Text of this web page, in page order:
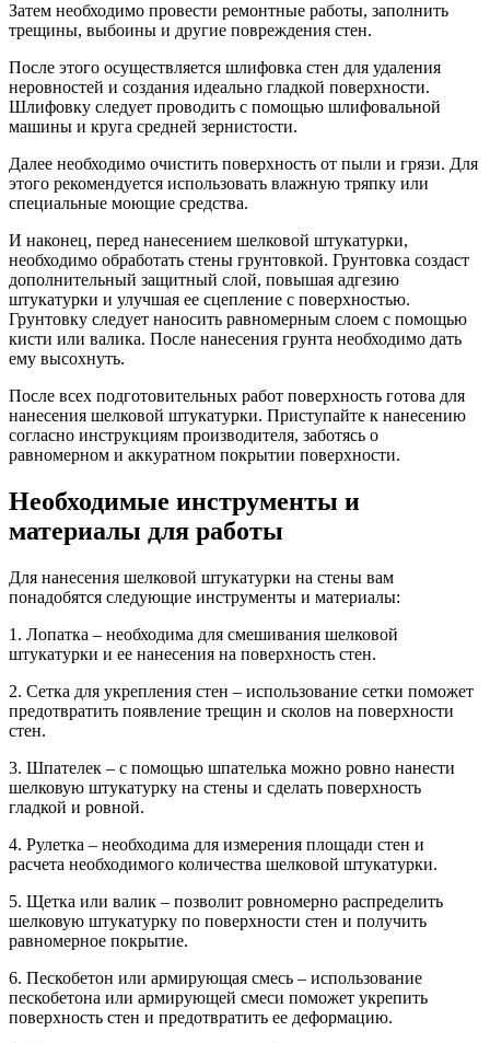
Затем необходимо провести ремонтные работы, заполнить
трещины, выбоины и другие повреждения стен.
После этого осуществляется шлифовка стен для удаления
неровностей и создания идеально гладкой поверхности.
Шлифовку следует проводить с помощью шлифовальной
машины и круга средней зернистости.
Далее необходимо очистить поверхность от пыли и грязи. Для
этого рекомендуется использовать влажную тряпку или
специальные моющие средства.
И наконец, перед нанесением шелковой штукатурки,
необходимо обработать стены грунтовкой. Грунтовка создаст
дополнительный защитный слой, повышая адгезию
штукатурки и улучшая ее сцепление с поверхностью.
Грунтовку следует наносить равномерным слоем с помощью
кисти или валика. После нанесения грунта необходимо дать
ему высохнуть.
После всех подготовительных работ поверхность готова для
нанесения шелковой штукатурки. Приступайте к нанесению
согласно инструкциям производителя, заботясь о
равномерном и аккуратном покрытии поверхности.
Необходимые инструменты и
материалы для работы
Для нанесения шелковой штукатурки на стены вам
понадобятся следующие инструменты и материалы:
1. Лопатка – необходима для смешивания шелковой
штукатурки и ее нанесения на поверхность стен.
2. Сетка для укрепления стен – использование сетки поможет
предотвратить появление трещин и сколов на поверхности
стен.
3. Шпателек – с помощью шпателька можно ровно нанести
шелковую штукатурку на стены и сделать поверхность
гладкой и ровной.
4. Рулетка – необходима для измерения площади стен и
расчета необходимого количества шелковой штукатурки.
5. Щетка или валик – позволит ровномерно распределить
шелковую штукатурку по поверхности стен и получить
равномерное покрытие.
6. Пескобетон или армирующая смесь – использование
пескобетона или армирующей смеси поможет укрепить
поверхность стен и предотвратить ее деформацию.